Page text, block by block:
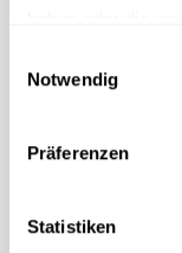
Notwendig
Präferenzen
Statistiken
11.04